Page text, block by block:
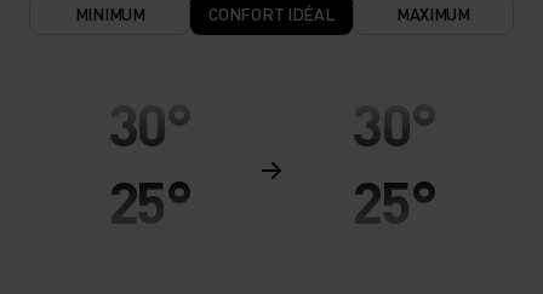
MINIMUM CONFORT IDÉAL MAXIMUM
30°
25°
30°
25°